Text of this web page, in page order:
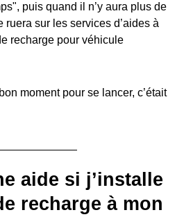
puis quand il n’y aura plus de
ruera sur les services d’aides à
recharge pour véhicule
moment pour se lancer, c’était
aide si j’installe
recharge à mon